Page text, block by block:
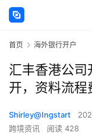
首页 海外银行开户
汇丰香港公
开，资料流程
Shirley@Ingstart
跨境资讯
阅读 428